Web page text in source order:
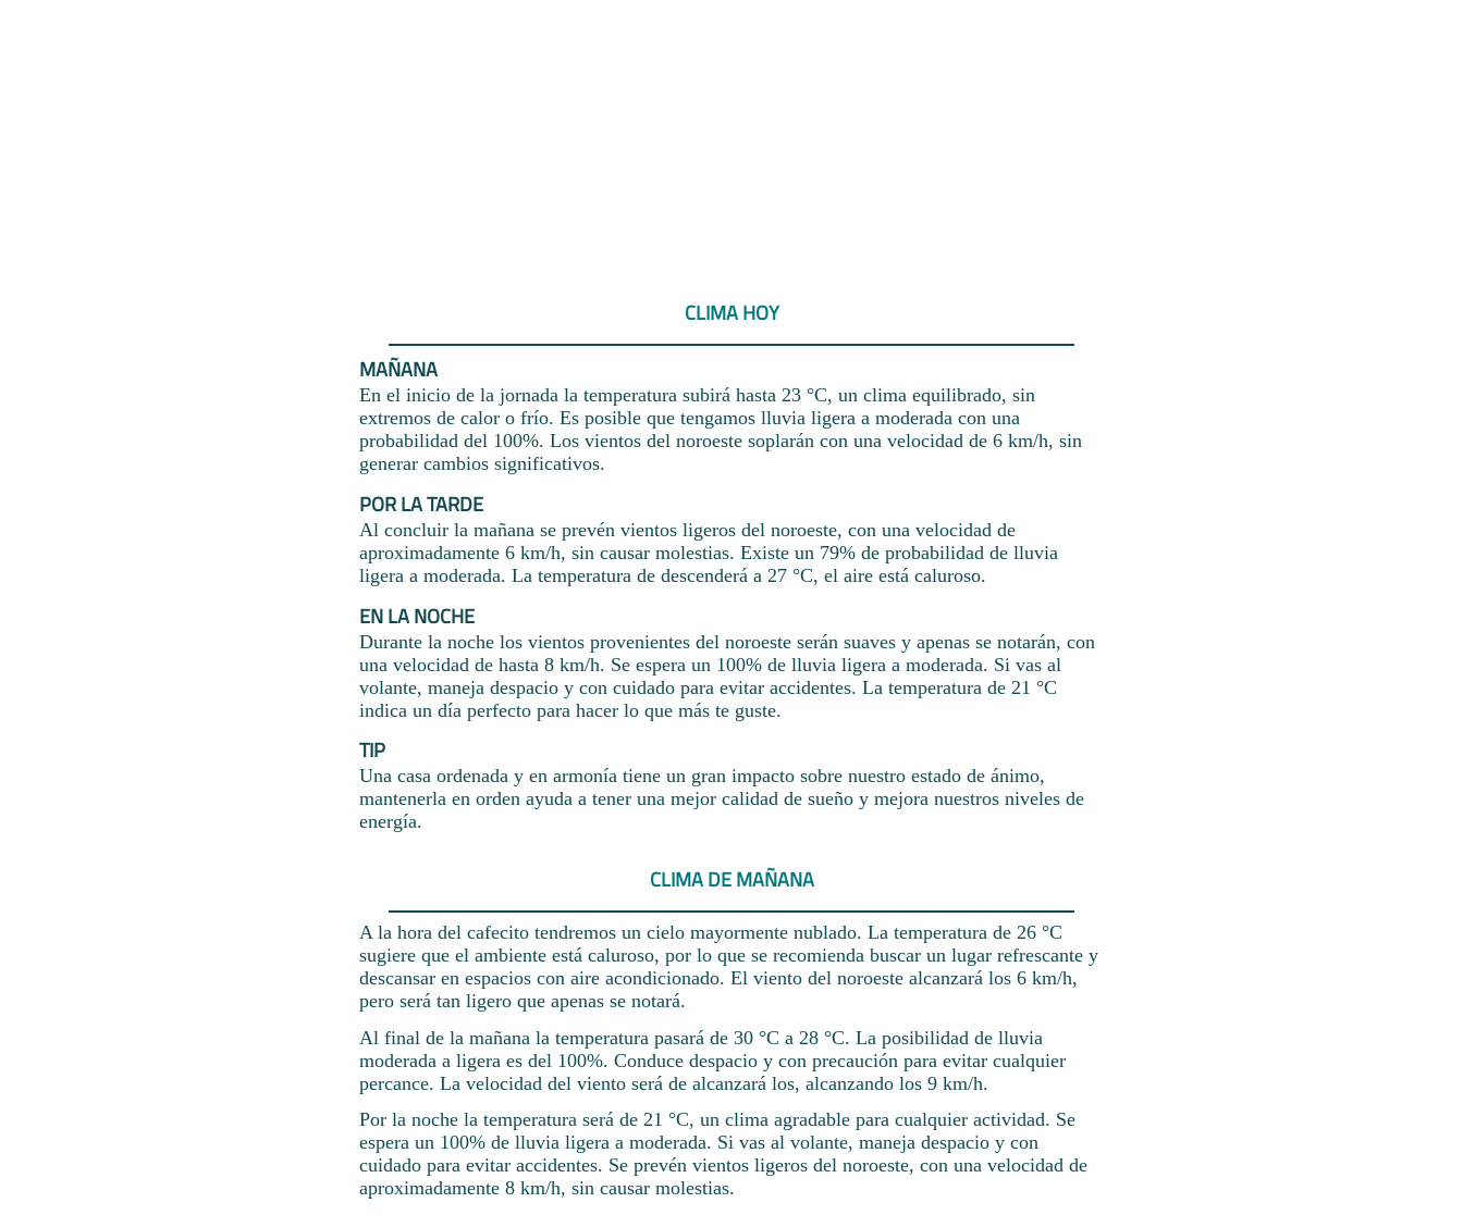
CLIMA HOY
MAÑANA
En el inicio de la jornada la temperatura subirá hasta 23 °C, un clima equilibrado, sin
extremos de calor o frío. Es posible que tengamos lluvia ligera a moderada con una
probabilidad del 100%. Los vientos del noroeste soplarán con una velocidad de 6 km/h, sin
generar cambios significativos.
POR LA TARDE
Al concluir la mañana se prevén vientos ligeros del noroeste, con una velocidad de
aproximadamente 6 km/h, sin causar molestias. Existe un 79% de probabilidad de lluvia
ligera a moderada. La temperatura de descenderá a 27 °C, el aire está caluroso.
EN LA NOCHE
Durante la noche los vientos provenientes del noroeste serán suaves y apenas se notarán, con
una velocidad de hasta 8 km/h. Se espera un 100% de lluvia ligera a moderada. Si vas al
volante, maneja despacio y con cuidado para evitar accidentes. La temperatura de 21 °C
indica un día perfecto para hacer lo que más te guste.
TIP
Una casa ordenada y en armonía tiene un gran impacto sobre nuestro estado de ánimo,
mantenerla en orden ayuda a tener una mejor calidad de sueño y mejora nuestros niveles de
energía.
CLIMA DE MAÑANA
A la hora del cafecito tendremos un cielo mayormente nublado. La temperatura de 26 °C
sugiere que el ambiente está caluroso, por lo que se recomienda buscar un lugar refrescante y
descansar en espacios con aire acondicionado. El viento del noroeste alcanzará los 6 km/h,
pero será tan ligero que apenas se notará.
Al final de la mañana la temperatura pasará de 30 °C a 28 °C. La posibilidad de lluvia
moderada a ligera es del 100%. Conduce despacio y con precaución para evitar cualquier
percance. La velocidad del viento será de alcanzará los, alcanzando los 9 km/h.
Por la noche la temperatura será de 21 °C, un clima agradable para cualquier actividad. Se
espera un 100% de lluvia ligera a moderada. Si vas al volante, maneja despacio y con
cuidado para evitar accidentes. Se prevén vientos ligeros del noroeste, con una velocidad de
aproximadamente 8 km/h, sin causar molestias.